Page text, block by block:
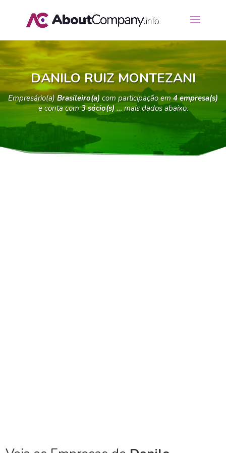
DANILO RUIZ MONTEZANI
Empresário(a)Brasileiro(a) com participação em4 empresa(s)
e conta com3 sócio(s) …mais dados abaixo.